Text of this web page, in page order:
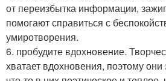
от переизбытка информации,
помогают справиться с
умиротворения.
6. пробудите вдохновение.
хватает вдохновения, поэтому они